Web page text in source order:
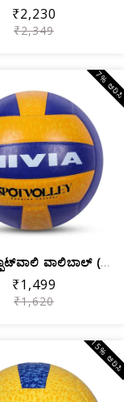
₹2,230
₹2,349
ನಿವಿಯಾ ಸ್ಪಾಟ್‌ವಾಲಿ ವಾಲಿಬಾಲ್ (ಗಾತ್ರ 4)...
₹1,499
₹1,620
7%
15%